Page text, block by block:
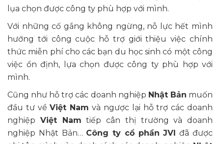
lụa chọn được công ty phù hợp với mình.
Với những cố gắng không ngừng, nỗ lực hết mình
hướng tới công cuộc hỗ trợ giới thiệu việc chính
thức miễn phí cho các bạn du học sinh có một công
việc ổn định, lựa chọn được công ty phù hợp với
mình.
Cũng như hỗ trợ các doanh nghiệp Nhật Bản muốn
đầu tư vềViệt Nam và ngược lại hỗ trợ các doanh
nghiệp Việt Nam tiếp cân thị trường và doanh
nghiệp Nhật Bản… Công ty cổ phần JVI đã được